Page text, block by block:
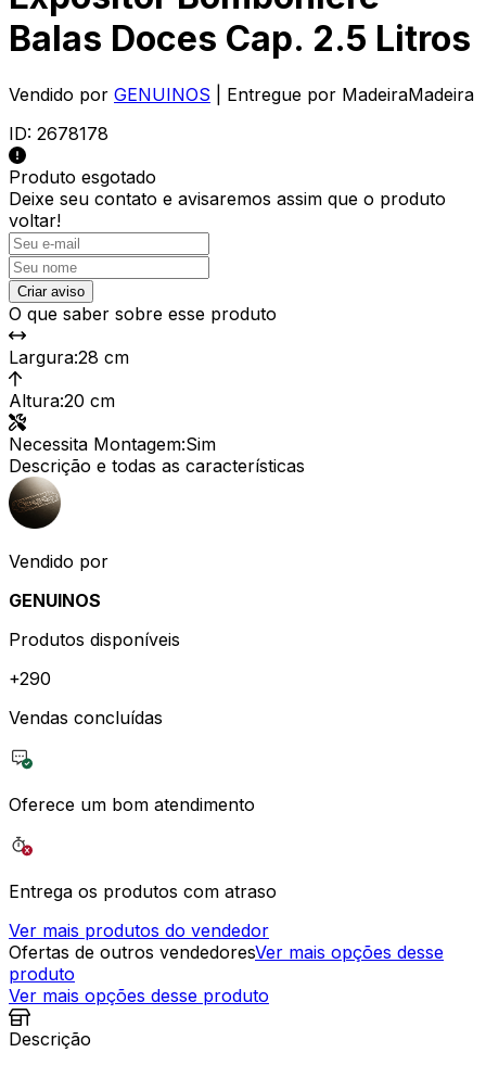
Balas Doces Cap. 2.5 Litros
Vendido por GENUINOS | Entregue por MadeiraMadeira
ID: 2678178
Produto esgotado
Deixe seu contato e avisaremos assim que o produto
voltar!
Criar aviso
O que saber sobre esse produto
Largura:28 cm
Altura:20 cm
Necessita Montagem:Sim
Descrição e todas as características
Vendido por
GENUINOS
Produtos disponíveis
+290
Vendas concluídas
Oferece um bom atendimento
Entrega os produtos com atraso
Ver mais produtos do vendedor
Ofertas de outros vendedoresVer mais opções desse
produto
Ver mais opções desse produto
Descrição